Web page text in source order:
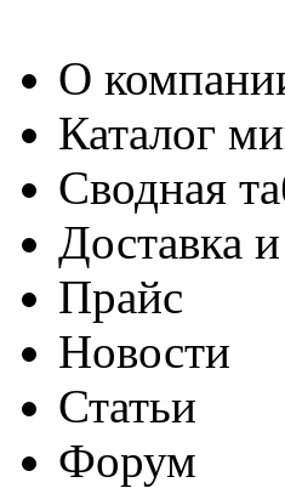
О
Каталог
Сводная
Доставка
Прайс
Новости
Статьи
Форум